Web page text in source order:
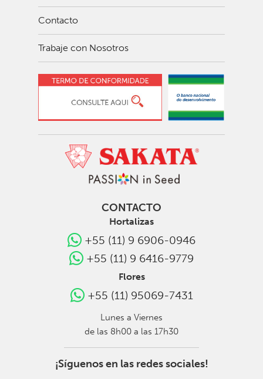
Contacto
Trabaje con Nosotros
CONTACTO
Hortalizas
+55 (11) 9 6906-0946
+55 (11) 9 6416-9779
Flores
+55 (11) 95069-7431
Lunes a Viernes
de las 8h00 a las 17h30
¡Síguenos en las redes sociales!